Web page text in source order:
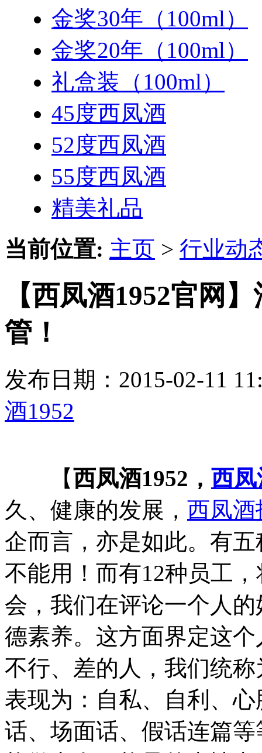
金奖30年（100ml）
金奖20年（100ml）
礼盒装（100ml）
45度西凤酒
52度西凤酒
55度西凤酒
精美礼品
当前位置: 主页 > 行业动
【西凤酒1952官网
管！
发布日期：2015-02-11
酒1952
【西凤酒1952， 西
久、健康的发展， 西凤酒
企而言，亦是如此。有
不能用！而有12种员工
会，我们在评论一个人
德素养。这方面界定这
不行、差的人，我们统
表现为：自私、自利、
话、场面话、假话连篇